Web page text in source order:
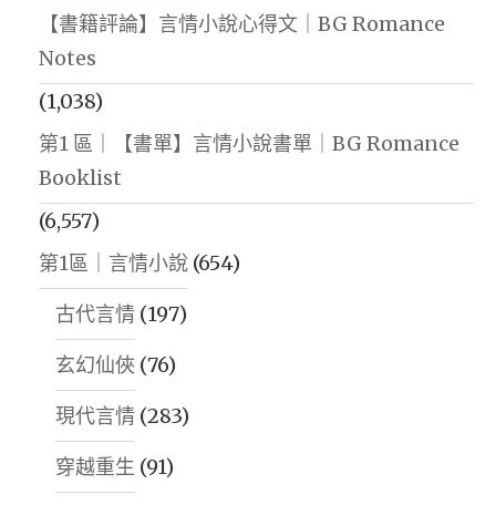
【書籍評論】言情小說心得文｜BG Romance
Notes
(1,038)
第1 區｜【書單】言情小說書單｜BG Romance
Booklist
(6,557)
第1區｜言情小說 (654)
古代言情 (197)
玄幻仙俠 (76)
現代言情 (283)
穿越重生 (91)